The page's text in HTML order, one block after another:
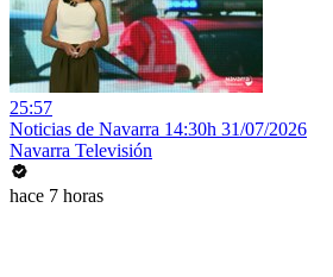
25:57
Noticias de Navarra 14:30h 31/07/2026
Navarra Televisión
hace 7 horas